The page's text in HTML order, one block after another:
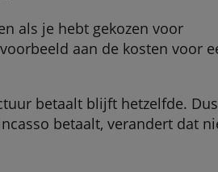
als je hebt gekozen voor
aan de kosten voor
betaalt blijft hetzelfde. Dus
betaalt, verandert dat